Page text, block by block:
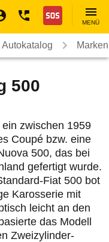
Nothilfe
MENÜ
Autokatalog
500
zwischen 1959
Coupé bzw. eine
500, das bei
gefertigt wurde.
Fiat 500 bot
Karosserie mit
leicht an den
das Modell
Zweizylinder-